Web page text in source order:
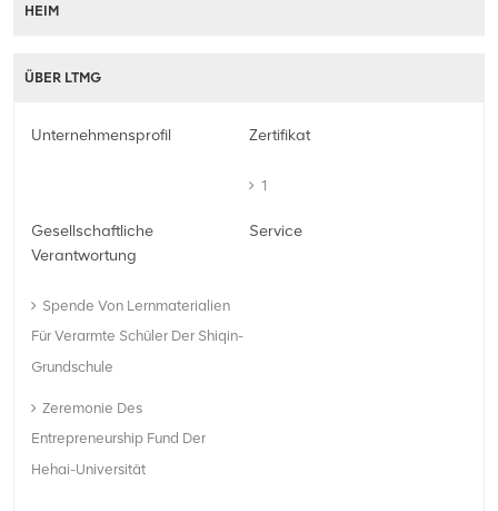
HEIM
ÜBER LTMG
Unternehmensprofil Zertifikat
1
Gesellschaftliche
Verantwortung
Spende Von Lernmaterialien
Für Verarmte Schüler Der Shiqin-
Grundschule
Zeremonie Des
Entrepreneurship Fund Der
Hehai-Universität
Service